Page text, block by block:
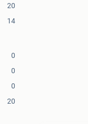
20
14
0
0
0
20